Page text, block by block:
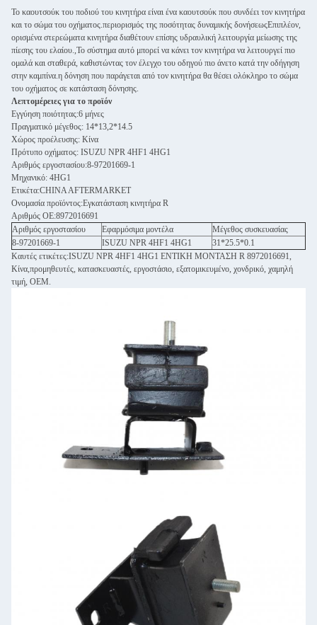
Το καουτσούκ του ποδιού του κινητήρα είναι ένα καουτσούκ που συνδέει τον κινητήρα
και το σώμα του οχήματος.περιορισμός της ποσότητας δυναμικής δονήσεωςΕπιπλέον,
ορισμένα στερεώματα κινητήρα διαθέτουν επίσης υδραυλική λειτουργία μείωσης της
πίεσης του ελαίου.,Το σύστημα αυτό μπορεί να κάνει τον κινητήρα να λειτουργεί πιο
ομαλά και σταθερά, καθιστώντας τον έλεγχο του οδηγού πιο άνετο κατά την οδήγηση
στην καμπίνα.η δόνηση που παράγεται από τον κινητήρα θα θέσει ολόκληρο το σώμα
του οχήματος σε κατάσταση δόνησης.
Λεπτομέρειες για το προϊόν
Εγγύηση ποιότητας:6 μήνες
Πραγματικό μέγεθος: 14*13,2*14.5
Χώρος προέλευσης: Κίνα
Πρότυπο οχήματος: ISUZU NPR 4HF1 4HG1
Αριθμός εργοστασίου:8-97201669-1
Μηχανικό: 4HG1
Ετικέτα:CHINA AFTERMARKET
Ονομασία προϊόντος:Εγκατάσταση κινητήρα R
Αριθμός ΟΕ:8972016691
Αριθμός εργοστασίου
Εφαρμόσιμα μοντέλα
Μέγεθος συσκευασίας
8-97201669-1
ISUZU NPR 4HF1 4HG1
31*25.5*0.1
Καυτές ετικέτες:ISUZU NPR 4HF1 4HG1 ΕΝΤΙΚΗ ΜΟΝΤΑΣΗ R 8972016691,
Κίνα,προμηθευτές, κατασκευαστές, εργοστάσιο, εξατομικευμένο, χονδρικό, χαμηλή
τιμή, OEM.